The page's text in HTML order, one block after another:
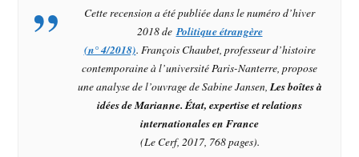
Cette recension a été publiée dans le numéro d’hiver
2018 dePolitique étrangère
(n° 4/2018). François Chaubet, professeur d’histoire
contemporaine à l’université Paris-Nanterre, propose
une analyse de l’ouvrage de Sabine Jansen,Les boîtes à
idées de Marianne. État, expertise et relations
internationales en France
(Le Cerf, 2017, 768 pages).